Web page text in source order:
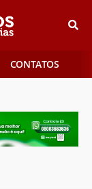
CONTATOS